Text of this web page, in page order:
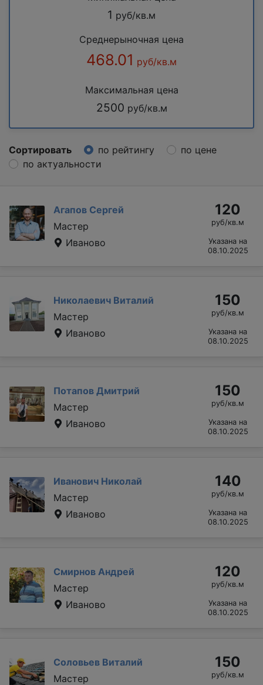
1 руб/кв.м
Среднерыночная цена
468.01 руб/кв.м
Максимальная цена
2500 руб/кв.м
Сортировать по рейтингу
по цене
по актуальности
Агапов Сергей
Мастер
Иваново
120
руб/кв.м
Указана на
08.10.2025
Николаевич Виталий
Мастер
Иваново
150
руб/кв.м
Указана на
08.10.2025
Потапов Дмитрий
Мастер
Иваново
150
руб/кв.м
Указана на
08.10.2025
Иванович Николай
Мастер
Иваново
140
руб/кв.м
Указана на
08.10.2025
Смирнов Андрей
Мастер
Иваново
120
руб/кв.м
Указана на
08.10.2025
Соловьев Виталий
Мастер
150
руб/кв.м